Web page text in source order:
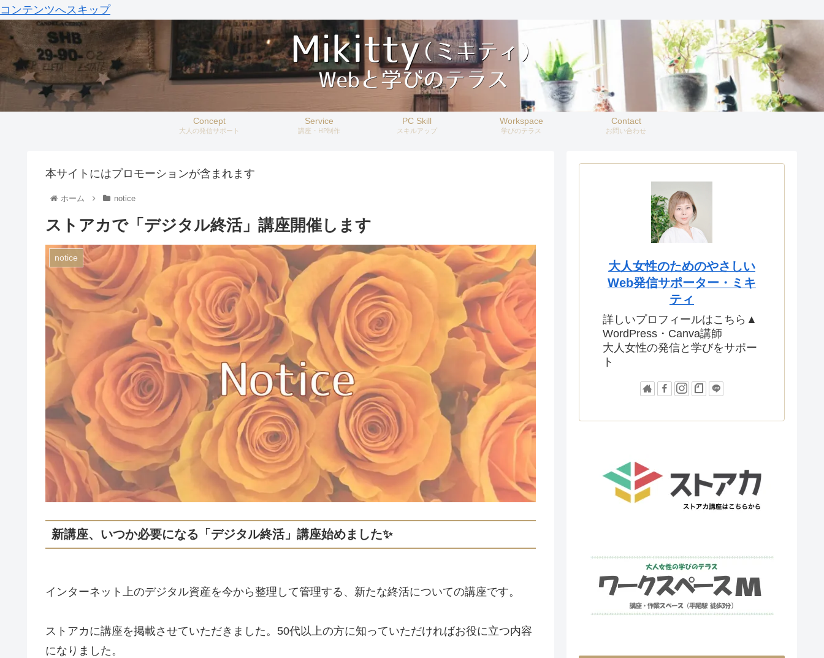
コンテンツへスキップ
Concept
大人の発信サポート
Service
講座・HP制作
PC Skill
スキルアップ
Workspace
学びのテラス
Contact
お問い合わせ
本サイトにはプロモーションが含まれます
ホーム notice
ストアカで「デジタル終活」講座開催します
notice
新講座、いつか必要になる「デジタル終活」講座始めました✨
インターネット上のデジタル資産を今から整理して管理する、新たな終活についての講座です。
ストアカに講座を掲載させていただきました。50代以上の方に知っていただければお役に立つ内容
になりました。
大人女性のためのやさしい
Web発信サポーター・ミキ
ティ
詳しいプロフィールはこちら▲
WordPress・Canva講師
大人女性の発信と学びをサポー
ト